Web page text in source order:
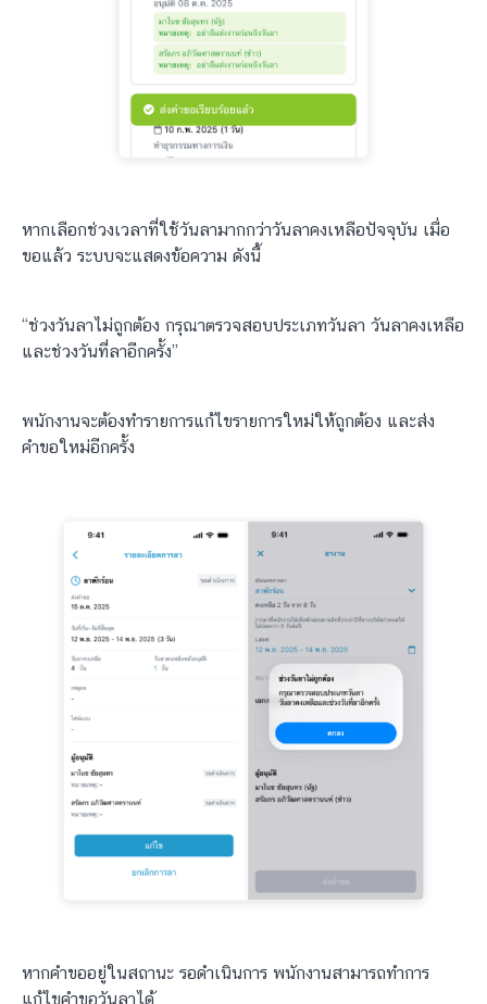
หากเลือกช่วงเวลาที่ใช้วันลามากกว่าวันลาคงเหลือปัจจุบัน เมื่อ
ขอแล้ว ระบบจะแสดงข้อความ ดังนี้
“ช่วงวันลาไม่ถูกต้อง กรุณาตรวจสอบประเภทวันลา วันลาคงเหลือ
และช่วงวันที่ลาอีกครั้ง”
พนักงานจะต้องทำรายการแก้ไขรายการใหม่ให้ถูกต้อง และส่ง
คำขอใหม่อีกครั้ง
หากคำขออยู่ในสถานะ รอดำเนินการ พนักงานสามารถทำการ
แก้ไขคำขอวันลาได้